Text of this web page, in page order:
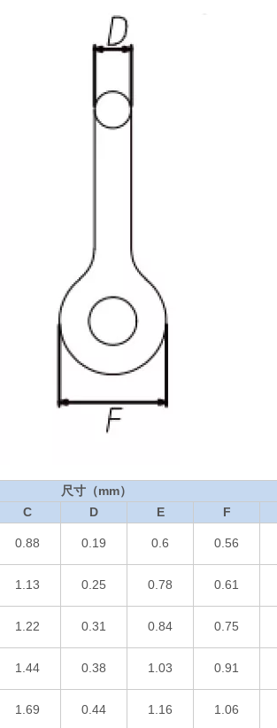
尺寸（mm）
C D E F
0.88 0.19 0.6 0.56
1.13 0.25 0.78 0.61
1.22 0.31 0.84 0.75
1.44 0.38 1.03 0.91
1.69 0.44 1.16 1.06